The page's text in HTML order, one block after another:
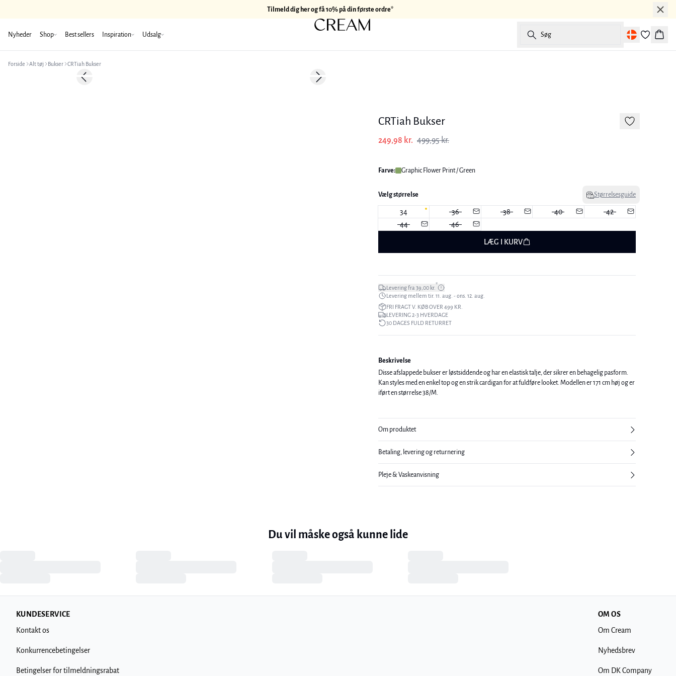
Tilmeld dig her og få 10% på din første ordre*
Nyheder Shop Best sellers Inspiration Udsalg Søg
Kurv
Forside Alt tøj Bukser CRTiah Bukser
-50%Previous slide Next slide
CRTiah Bukser
249,98 kr. 499,95 kr.
Farve: Graphic Flower Print / Green
Vælg størrelse Størrelsesguide
34 36 38 40
42
44
46
LÆG I KURV
Levering fra 39,00 kr.*
Levering mellem tir. 11. aug. - ons. 12. aug.
FRI FRAGT V. KØB OVER 499 KR.
LEVERING 2-3 HVERDAGE
30 DAGES FULD RETURRET
Beskrivelse
Disse afslappede bukser er løstsiddende og har en elastisk talje, der sikrer en behagelig pasform.
Kan styles med en enkel top og en strik cardigan for at fuldføre looket. Modellen er 171 cm høj og er
iført en størrelse 38/M.
Om produktet
Betaling, levering og returnering
Pleje & Vaskeanvisning
Du vil måske også kunne lide
KUNDESERVICE
Kontakt os
Konkurrencebetingelser
Betingelser for tilmeldningsrabat
OM OS
Om Cream
Nyhedsbrev
Om DK Company